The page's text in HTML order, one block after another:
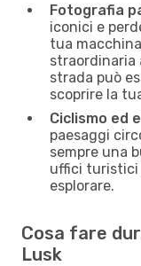
Fotografia
iconici e
tua
strada può
scoprire la
Ciclismo ed
paesaggi
sempre una
uffici turistici
esplorare.
Cosa fare
Lusk